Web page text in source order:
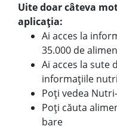
Uite doar câteva
aplicația:
Ai acces la
35.000 de
Ai acces la sute
informațiile
Poți vedea
Poți căuta
bare